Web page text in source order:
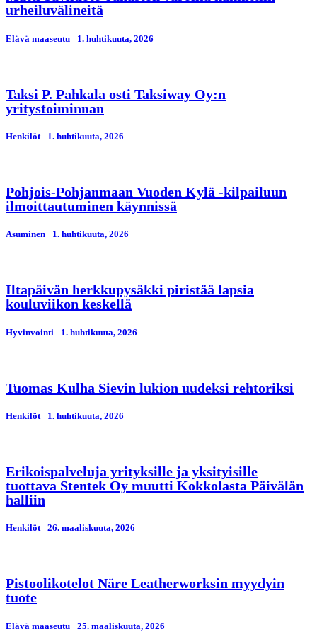
urheiluvälineitä
Elävä maaseutu 1. huhtikuuta, 2026
Taksi P. Pahkala osti Taksiway Oy:n
yritystoiminnan
Henkilöt 1. huhtikuuta, 2026
Pohjois-Pohjanmaan Vuoden Kylä -kilpailuun
ilmoittautuminen käynnissä
Asuminen 1. huhtikuuta, 2026
Iltapäivän herkkupysäkki piristää lapsia
kouluviikon keskellä
Hyvinvointi 1. huhtikuuta, 2026
Tuomas Kulha Sievin lukion uudeksi rehtoriksi
Henkilöt 1. huhtikuuta, 2026
Erikoispalveluja yrityksille ja yksityisille
tuottava Stentek Oy muutti Kokkolasta Päivälän
halliin
Henkilöt 26. maaliskuuta, 2026
Pistoolikotelot Näre Leatherworksin myydyin
tuote
Elävä maaseutu 25. maaliskuuta, 2026